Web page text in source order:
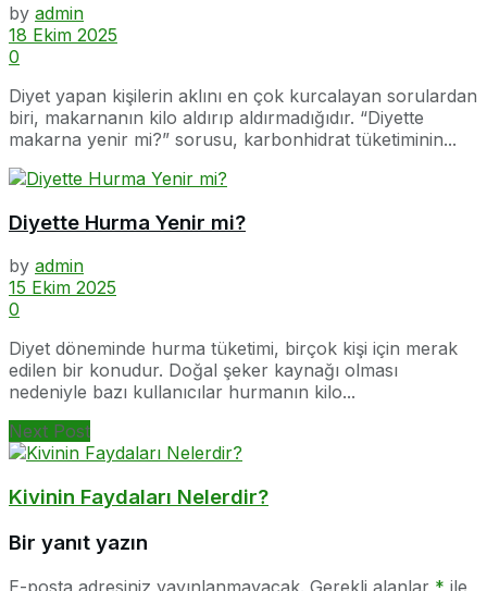
by admin
18 Ekim 2025
0
Diyet yapan kişilerin aklını en çok kurcalayan sorulardan
biri, makarnanın kilo aldırıp aldırmadığıdır. “Diyette
makarna yenir mi?” sorusu, karbonhidrat tüketiminin...
Diyette Hurma Yenir mi?
by admin
15 Ekim 2025
0
Diyet döneminde hurma tüketimi, birçok kişi için merak
edilen bir konudur. Doğal şeker kaynağı olması
nedeniyle bazı kullanıcılar hurmanın kilo...
Next Post
Kivinin Faydaları Nelerdir?
Bir yanıt yazın
E-posta adresiniz yayınlanmayacak. Gerekli alanlar * ile